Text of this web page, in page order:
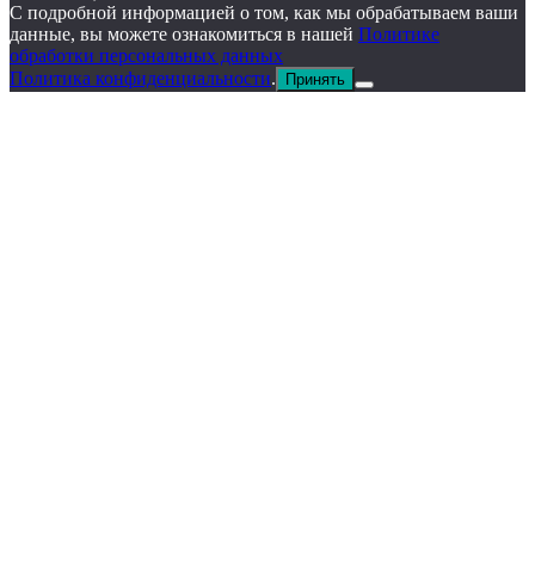
С подробной информацией о том, как мы обрабатываем ваши
данные, вы можете ознакомиться в нашей Политике
обработки персональных данных
Политика конфиденциальности. Принять